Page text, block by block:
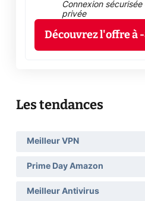
Connexion sécurisée
privée
Découvrez l'offre à
Les tendances
Meilleur VPN
Prime Day Amazon
Meilleur Antivirus